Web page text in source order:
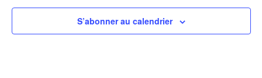
S’abonner au calendrier